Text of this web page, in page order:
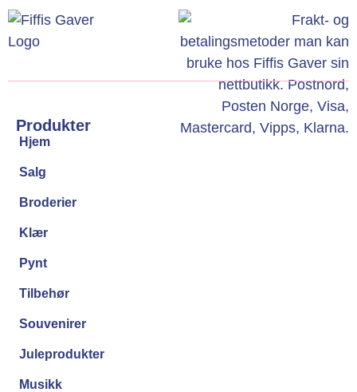
Produkter
Hjem
Salg
Broderier
Klær
Pynt
Tilbehør
Souvenirer
Juleprodukter
Musikk